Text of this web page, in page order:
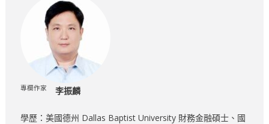
專欄作家 李振麟
學歷：美國德州 Dallas Baptist University 財務金融碩士、國